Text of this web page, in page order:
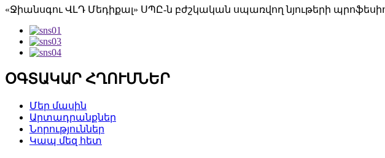
«Ջիանսգու ՎԼԴ Մեդիքալ» ՍՊԸ-ն բժշկական սպառվող նյութերի
ՕԳՏԱԿԱՐ ՀՂՈՒՄՆԵՐ
Մեր մասին
Արտադրանքներ
Նորություններ
Կապ մեզ հետ